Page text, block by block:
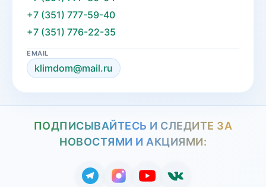
+7 (351) 777-59-40
+7 (351) 776-22-35
EMAIL
klimdom@mail.ru
ПОДПИСЫВАЙТЕСЬ И СЛЕДИТЕ ЗА
НОВОСТЯМИ И АКЦИЯМИ: